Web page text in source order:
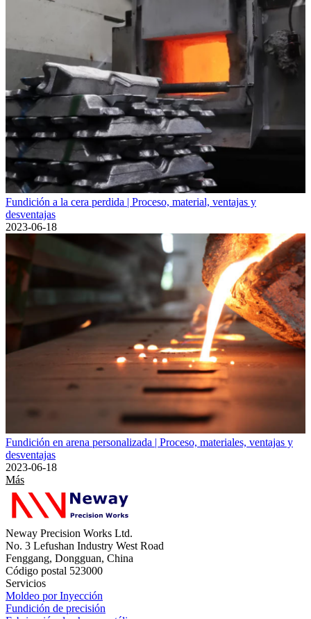
Fundición a la cera perdida | Proceso, material, ventajas y
desventajas
2023-06-18
Fundición en arena personalizada | Proceso, materiales, ventajas y
desventajas
2023-06-18
Más
Neway Precision Works Ltd.
No. 3 Lefushan Industry West Road
Fenggang, Dongguan, China
Código postal 523000
Servicios
Moldeo por Inyección
Fundición de precisión